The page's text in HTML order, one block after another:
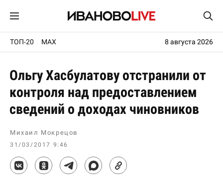
ТОП-20 MAX 8 августа 2026
Ольгу Хасбулатову отстранили от
контроля над предоставлением
сведений о доходах чиновников
Михаил Мокрецов
31/03/2017 9:46